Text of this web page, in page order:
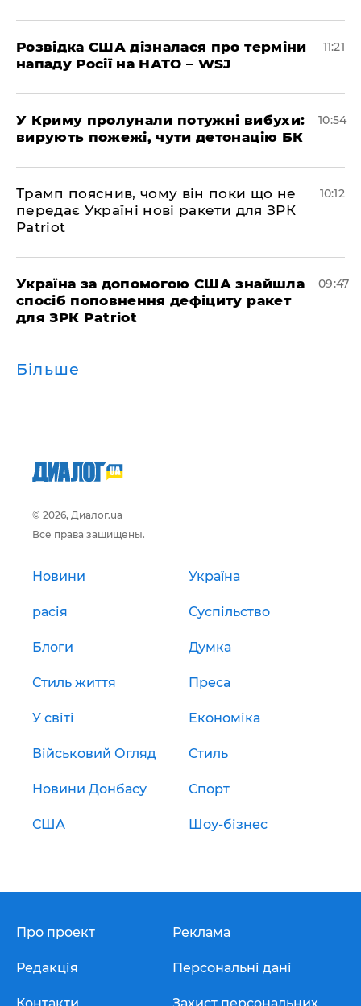
Розвідка США дізналася про терміни
нападу Росії на НАТО – WSJ
11:21
У Криму пролунали потужні вибухи:
вирують пожежі, чути детонацію БК
10:54
Трамп пояснив, чому він поки що не
передає Україні нові ракети для ЗРК
Patriot
10:12
Україна за допомогою США знайшла
спосіб поповнення дефіциту ракет
для ЗРК Patriot
09:47
Більше
© 2026, Диалог.ua
Все права защищены.
Новини Україна
расія Суспільство
Блоги Думка
Стиль життя Преса
У світі Економіка
Військовий Огляд Стиль
Новини Донбасу Спорт
США Шоу-бізнес
Про проект
Редакція
Реклама
Персональні дані